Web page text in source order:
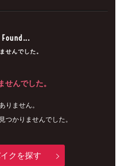
せんでした。
せんでした。
りません。
つかりませんでした。
クを探す